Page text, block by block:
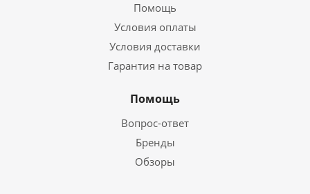
Помощь
Условия оплаты
Условия доставки
Гарантия на товар
Помощь
Вопрос-ответ
Бренды
Обзоры